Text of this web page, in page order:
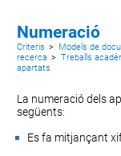
Numeració
Criteris > Models de
recerca > Treballs
apartats
La numeració dels
següents:
Es fa mitjançant